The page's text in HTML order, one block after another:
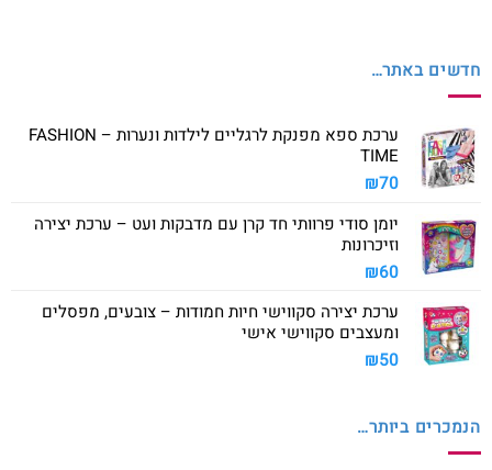
חדשים באתר…
ערכת ספא מפנקת לרגליים לילדות ונערות – FASHION
TIME
₪70
יומן סודי פרוותי חד קרן עם מדבקות ועט – ערכת יצירה
וזיכרונות
₪60
ערכת יצירה סקווישי חיות חמודות – צובעים, מפסלים
ומעצבים סקווישי אישי
₪50
הנמכרים ביותר…